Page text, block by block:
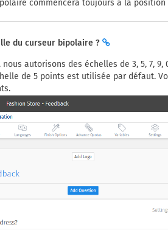
commencera toujours à la position
du curseur bipolaire ?
autorisons des échelles de 3, 5, 7,
de 5 points est utilisée par défaut.